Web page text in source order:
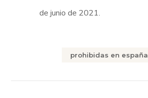
de junio de 2021.
prohibidas en españa